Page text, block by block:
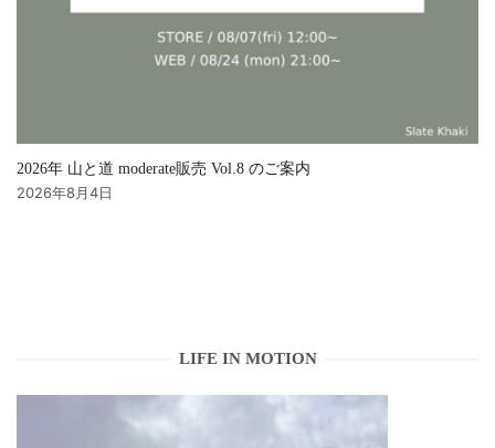
2026年 山と道 moderate販売 Vol.8 のご案内
2026年8月4日
LIFE IN MOTION